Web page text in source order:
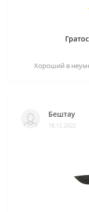
Хороший в
Бештау
18.12.2022